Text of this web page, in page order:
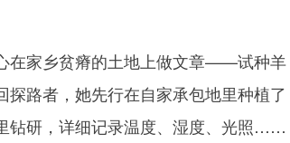
家乡贫瘠的土地上做文章——试种羊
路者，她先行在自家承包地里种植了
钻研，详细记录温度、湿度、光照……